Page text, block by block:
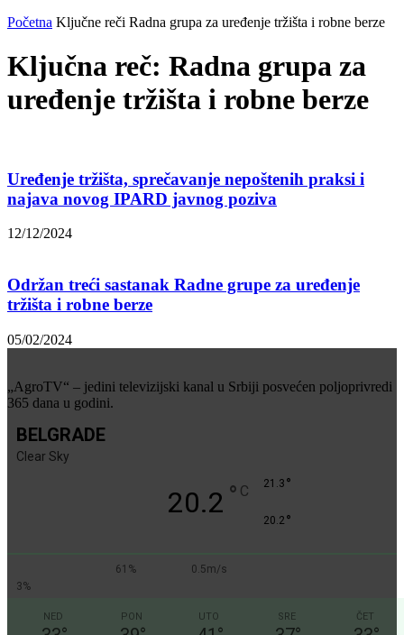
Početna Ključne reči Radna grupa za uređenje tržišta i robne berze
Ključna reč: Radna grupa za
uređenje tržišta i robne berze
Uređenje tržišta, sprečavanje nepoštenih praksi i
najava novog IPARD javnog poziva
12/12/2024
Održan treći sastanak Radne grupe za uređenje
tržišta i robne berze
05/02/2024
„AgroTV“ – jedini televizijski kanal u Srbiji posvećen poljoprivredi
365 dana u godini.
BELGRADE
Clear Sky
20.2 ° C 21.3 °
20.2 °
61%
0.5m/s
3%
NED PON UTO SRE ČET